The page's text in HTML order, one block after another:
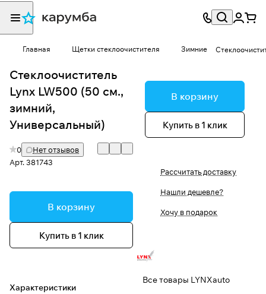
Главная Щетки стеклоочистителя Зимние
Стеклоочиститель
Lynx LW500 (50 см.,
зимний,
Универсальный)
0
Нет отзывов
Арт.381743
В корзину
Купить в 1 клик
Характеристики
В корзину
Купить в 1 клик
Рассчитать доставку
Нашли дешевле?
Хочу в подарок
Все товары LYNXauto